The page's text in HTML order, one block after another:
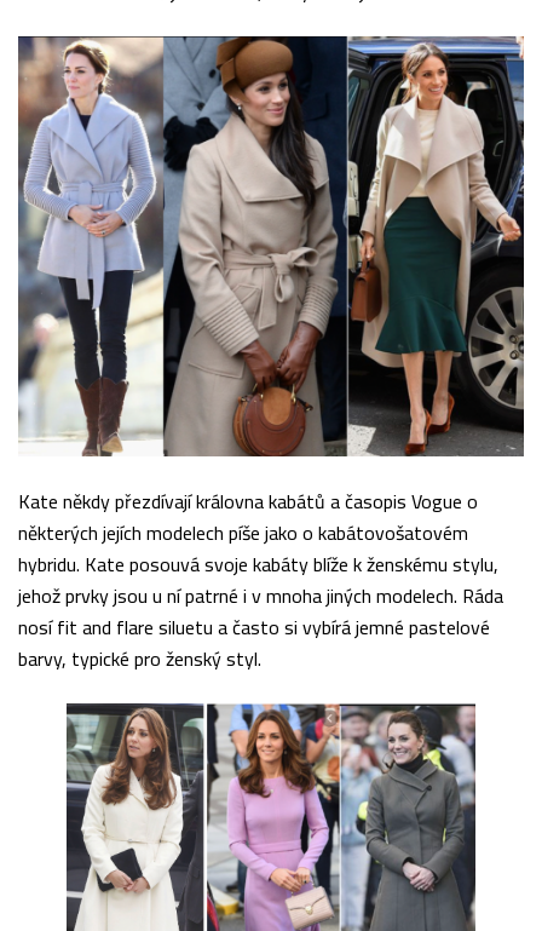
Kate někdy přezdívají královna kabátů a časopis Vogue o
některých jejích modelech píše jako o kabátovošatovém
hybridu. Kate posouvá svoje kabáty blíže k ženskému stylu,
jehož prvky jsou u ní patrné i v mnoha jiných modelech. Ráda
nosí fit and flare siluetu a často si vybírá jemné pastelové
barvy, typické pro ženský styl.